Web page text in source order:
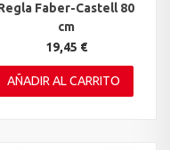
Faber-Castell 80
cm
19,45 €
AÑADIR AL CARRITO